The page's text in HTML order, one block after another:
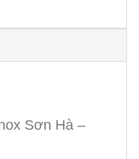
Sơn Hà –